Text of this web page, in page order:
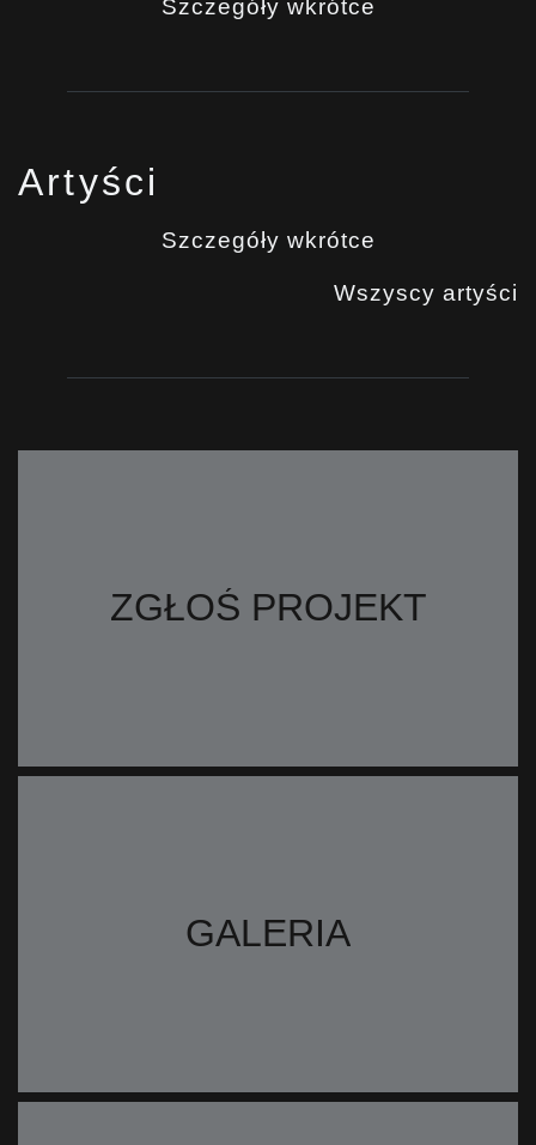
Szczegóły wkrótce
Artyści
Szczegóły wkrótce
Wszyscy artyści
ZGŁOŚ PROJEKT
GALERIA